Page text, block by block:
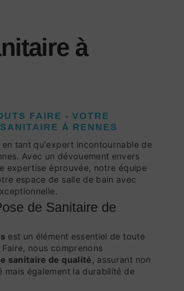
à
FAIRE - VOTRE
À RENNES
tant qu'expert incontournable de
Avec un dévouement envers
expertise éprouvée, notre équipe
espace de salle de bain avec
de Sanitaire de
est un élément essentiel de toute
nous comprenons
sanitaire de qualité, assurant non
mais également la durabilité de